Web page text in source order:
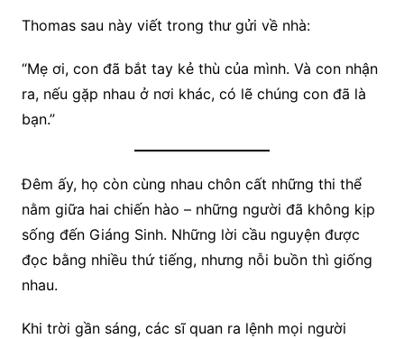
Thomas sau này viết trong thư gửi về nhà:
“Mẹ ơi, con đã bắt tay kẻ thù của mình. Và con nhận
ra, nếu gặp nhau ở nơi khác, có lẽ chúng con đã là
bạn.”
Đêm ấy, họ còn cùng nhau chôn cất những thi thể
nằm giữa hai chiến hào – những người đã không kịp
sống đến Giáng Sinh. Những lời cầu nguyện được
đọc bằng nhiều thứ tiếng, nhưng nỗi buồn thì giống
nhau.
Khi trời gần sáng, các sĩ quan ra lệnh mọi người